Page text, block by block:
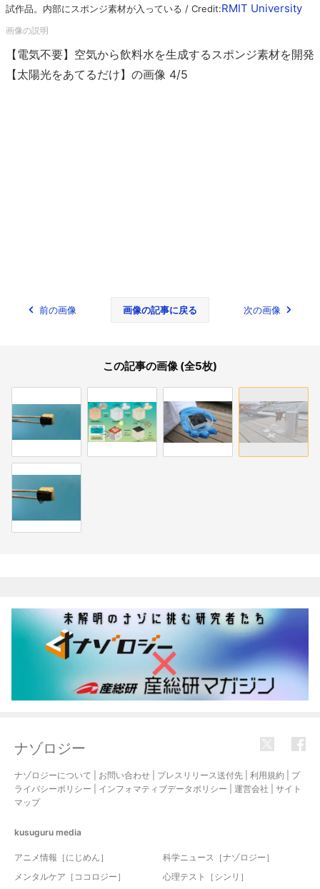
試作品。内部にスポンジ素材が入っている / Credit:RMIT University
【電気不要】空気から飲料水を生成するスポンジ素材を開発
【太陽光をあてるだけ】の画像 4/5
前の画像 画像の記事に戻る 次の画像
この記事の画像 (全5枚)
ナゾロジー
ナゾロジーについて お問い合わせ プレスリリース送付先 利用規約
プ
ライバシーポリシー
インフォマティブデータポリシー 運営会社
サイト
マップ
kusuguru media
アニメ情報［にじめん］
科学ニュース［ナゾロジー］
メンタルケア［ココロジー］
心理テスト［シンリ］